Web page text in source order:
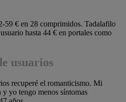
59 € en 28 comprimidos. Tadalafilo
hasta 44 € en portales como
usuarios
recuperé el romanticismo. Mi
yo tengo menos síntomas